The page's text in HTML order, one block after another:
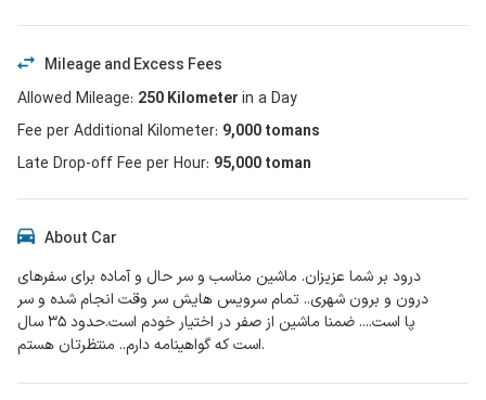
Mileage and Excess Fees
Allowed Mileage: 250Kilometerin aDay
Fee per Additional Kilometer: 9,000tomans
Late Drop-off Fee per Hour: 95,000 toman
About Car
درود بر شما عزیزان. ماشین مناسب و سر حال و آماده برای سفرهای
درون و برون شهری.. تمام سرویس هایش سر وقت انجام شده و سر
پا است.... ضمنا ماشین از صفر در اختیار خودم است.حدود ۳۵ سال
است که گواهینامه دارم.. منتظرتان هستم.